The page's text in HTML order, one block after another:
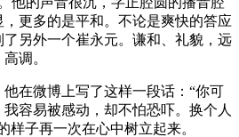
更多的是平和。不论是爽快的答应
另外一个崔永元。谦和、礼貌，远
调。
在微博上写了这样一段话：“你可
容易被感动，却不怕恐吓。换个人
样子再一次在心中树立起来。